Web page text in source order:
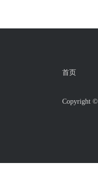
首页
Copyright ©